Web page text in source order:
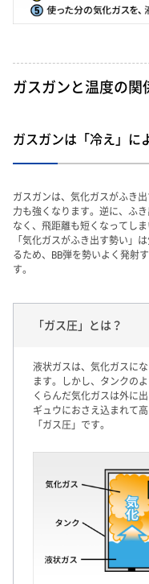
ガスガンと温度の関
ガスガンは「冷え」に
ガスガンは、気化ガスがふき
力も強くなります。逆に、ふ
なく、飛距離も短くなってしま
「気化ガスがふき出す勢い」
るため、BB弾を勢いよく発射
す。
「ガス圧」とは？
液状ガスは、気化ガスに
ます。しかし、タンクの
くらんだ気化ガスは外に
ギュウにおさえ込まれて
「ガス圧」です。